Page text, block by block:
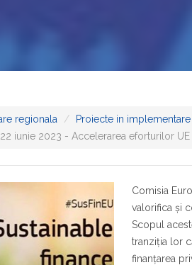
regionala Proiecte in implementare
22 iunie 2023 - Accelerarea eforturilor
Comisia
valorifica și
Scopul
tranziția lor
finanțarea